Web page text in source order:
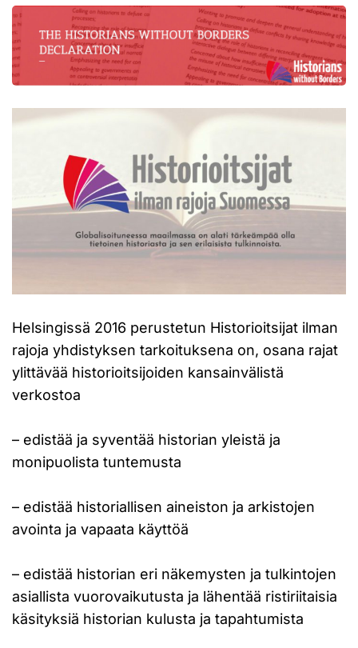
Helsingissä 2016 perustetun Historioitsijat ilman
rajoja yhdistyksen tarkoituksena on, osana rajat
ylittävää historioitsijoiden kansainvälistä
verkostoa
– edistää ja syventää historian yleistä ja
monipuolista tuntemusta
– edistää historiallisen aineiston ja arkistojen
avointa ja vapaata käyttöä
– edistää historian eri näkemysten ja tulkintojen
asiallista vuorovaikutusta ja lähentää ristiriitaisia
käsityksiä historian kulusta ja tapahtumista